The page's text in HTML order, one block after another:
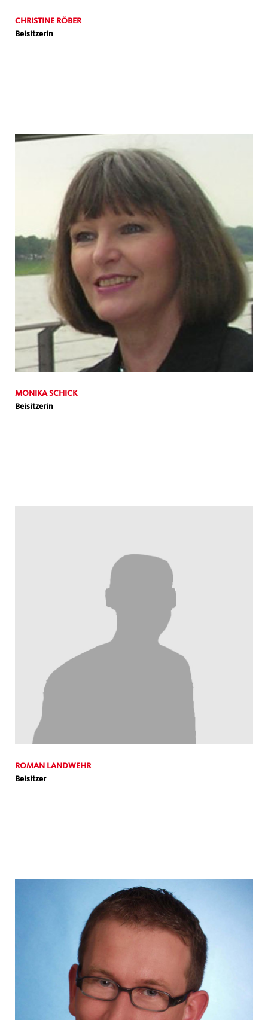
CHRISTINE RÖBER
Beisitzerin
MONIKA SCHICK
Beisitzerin
ROMAN LANDWEHR
Beisitzer